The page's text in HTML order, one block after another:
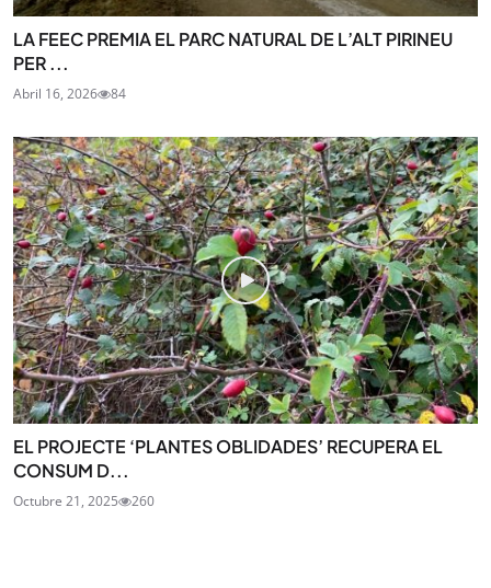
LA FEEC PREMIA EL PARC NATURAL DE L’ALT PIRINEU
PER ...
Abril 16, 2026 84
EL PROJECTE ‘PLANTES OBLIDADES’ RECUPERA EL
CONSUM D...
Octubre 21, 2025 260